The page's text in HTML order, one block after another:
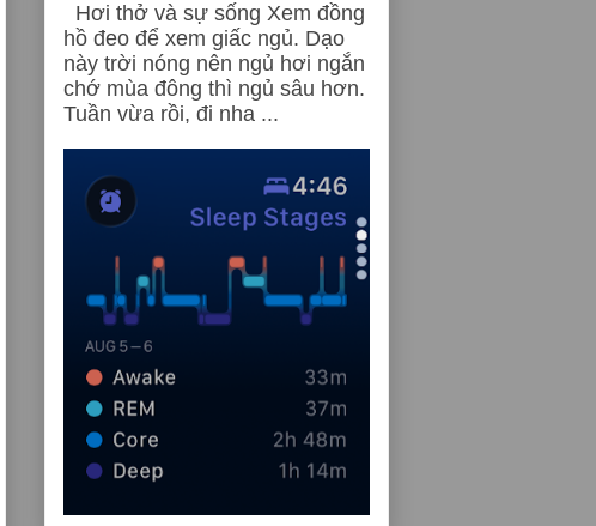
Hơi thở và sự sống Xem đồng
hồ đeo để xem giấc ngủ. Dạo
này trời nóng nên ngủ hơi ngắn
chớ mùa đông thì ngủ sâu hơn.
Tuần vừa rồi, đi nha ...